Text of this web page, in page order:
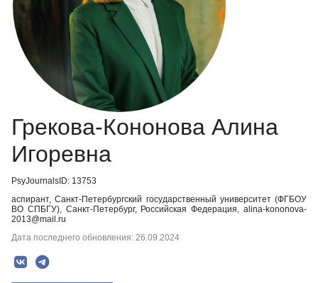
Грекова-Кононова Алина
Игоревна
PsyJournalsID: 13753
аспирант, Санкт-Петербургский государственный университет (ФГБОУ
ВО СПБГУ), Санкт-Петербург, Российская Федерация, alina-kononova-
2013@mail.ru
Дата последнего обновления: 26.09.2024